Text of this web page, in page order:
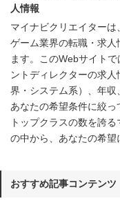
人情報
マイナビクリエイターは
ゲーム業界の転職・求
ます。このWebサイト
ントディレクターの求
界・システム系）、年収
あなたの希望条件に絞
トップクラスの数を誇
の中から、あなたの希望
おすすめ記事コンテンツ